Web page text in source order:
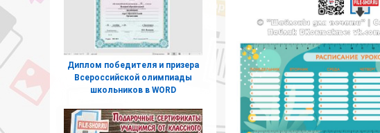
Диплом победителя и призера
Всероссийской олимпиады
школьников в WORD